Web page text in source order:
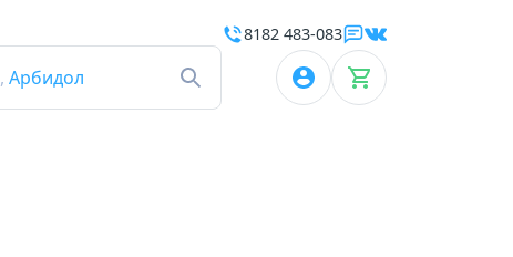
, Арбидол
8182 483-083